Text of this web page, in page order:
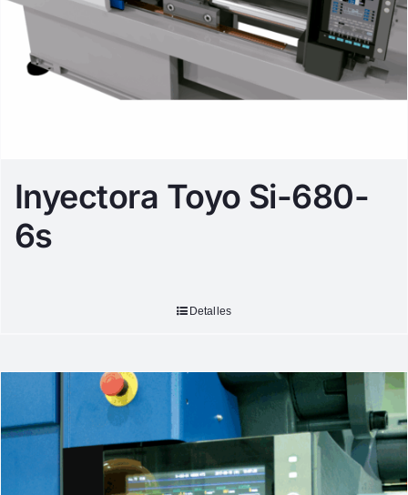
Inyectora Toyo Si-680-
6s
Detalles